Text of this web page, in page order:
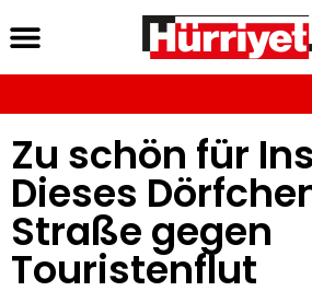
Zu schön für
Dieses
Straße gegen
Touristenflut